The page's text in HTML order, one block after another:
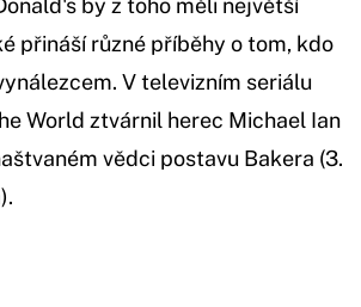
by z toho měli největší
přináší různé příběhy o tom, kdo
V televizním seriálu
World ztvárnil herec Michael Ian
vědci postavu Bakera (3.